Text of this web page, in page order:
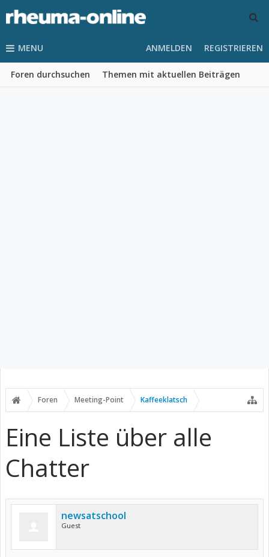
MENU
Foren durchsuchen Themen mit aktuellen Beiträgen
ANMELDEN REGISTRIEREN
Foren Meeting-Point Kaffeeklatsch
Eine Liste über alle
Chatter
newsatschool
Guest